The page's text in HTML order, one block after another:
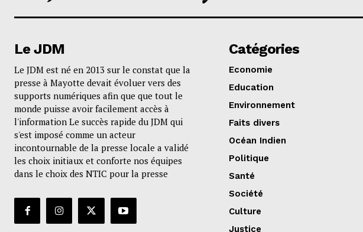
Le JDM
Le JDM est né en 2013 sur le constat que la
presse à Mayotte devait évoluer vers des
supports numériques afin que que tout le
monde puisse avoir facilement accès à
l'information Le succès rapide du JDM qui
s'est imposé comme un acteur
incontournable de la presse locale a validé
les choix initiaux et conforte nos équipes
dans le choix des NTIC pour la presse
Catégories
Economie
Education
Environnement
Faits divers
Océan Indien
Politique
Santé
Société
Culture
Justice